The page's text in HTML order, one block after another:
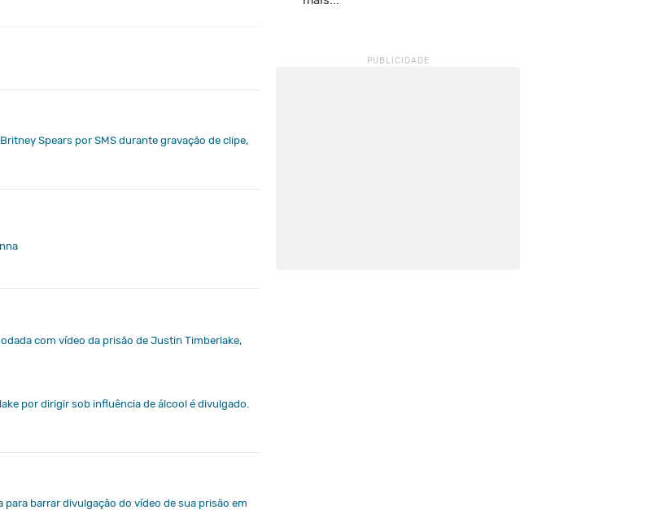
Spears por SMS durante gravação de clipe,
com vídeo da prisão de Justin Timberlake,
por dirigir sob influência de álcool é divulgado.
barrar divulgação do vídeo de sua prisão em